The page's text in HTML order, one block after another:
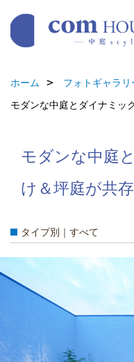
ホーム フォトギャラリ
モダンな中庭とダイナミッ
モダンな中庭
け＆坪庭が共
タイプ別｜すべて